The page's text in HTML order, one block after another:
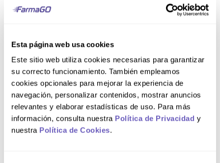
Esta página web usa cookies
Este sitio web utiliza cookies necesarias para garantizar
su correcto funcionamiento. También empleamos
cookies opcionales para mejorar la experiencia de
navegación, personalizar contenidos, mostrar anuncios
relevantes y elaborar estadísticas de uso. Para más
información, consulta nuestra Política de Privacidad y
nuestra Política de Cookies.
Barra 100 g
Acnomel Jabón Piel
Sensible
S/8.30
S/7.06 15 %
Barra 100 g
Acnomel Jabón
Exfoliante
S/ 8.30
S/7.06 15 %